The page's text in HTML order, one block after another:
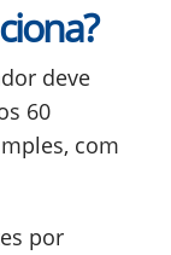
deve
60
com
por